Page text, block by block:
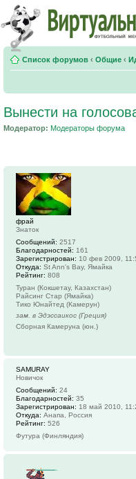
Список форумов ‹ Общие ‹
Вынести на
Модератор: Модераторы форума
фрай
Знаток
Сообщений: 2517
Благодарностей: 161
Зарегистрирован: 10 фев 2009,
Откуда: St Ann's Bay, Ямайка
Рейтинг: 808
Туран (Кокшетау, Казахстан)
Райсинг Стар (Ямайка)
Тико Юнайтед (Камерун)
зам. в Эдэссаикос (Греция)
Сборная Камеруна (юн.)
SAMURAY
Новичок
Сообщений: 24
Благодарностей: 35
Зарегистрирован: 18 май 2010,
Откуда: Анапа, Россия
Рейтинг: 526
Футура (Финляндия)